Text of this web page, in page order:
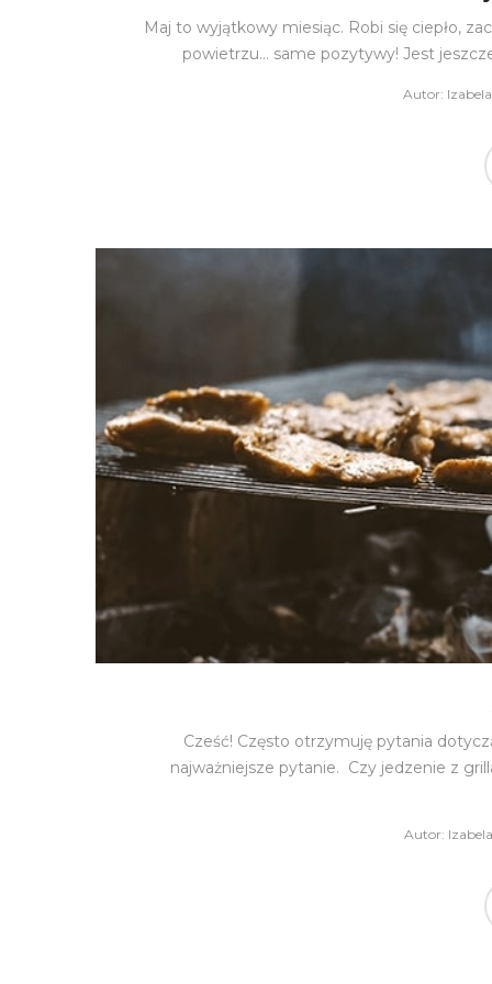
Maj to wyjątkowy miesiąc. Robi się ciepło,
powietrzu… same pozytywy! Jest
Autor:
Cześć! Często otrzymuję pytania
najważniejsze pytanie. Czy jedzenie z
Autor: